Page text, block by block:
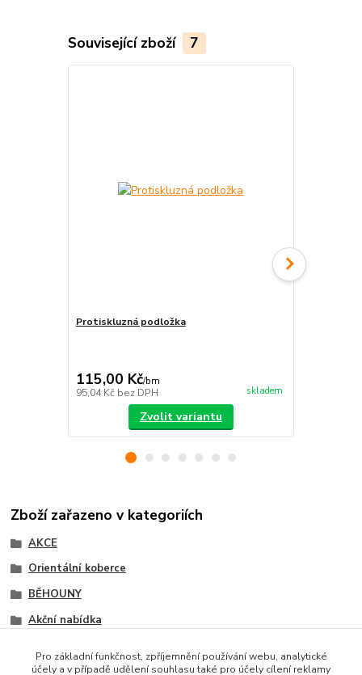
Související zboží 7
Protiskluzná podložka
115,00 Kč/bm
95,04 Kč bez DPH skladem
Zvolit variantu
Zboží zařazeno v kategoriích
AKCE
Orientální koberce
BĚHOUNY
Akční nabídka
Orientální běhouny
Pro základní funkčnost, zpříjemnění používání webu, analytické
účely a v případě udělení souhlasu také pro účely cílení reklamy